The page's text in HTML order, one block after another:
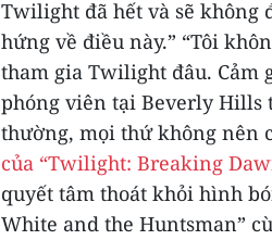
Twilight đã hết và sẽ không
hứng về điều này.” “Tôi
tham gia Twilight đâu. Cảm
phóng viên tại Beverly Hills
thường, mọi thứ không nên
của “Twilight: Breaking
quyết tâm thoát khỏi hình
White and the Huntsman”